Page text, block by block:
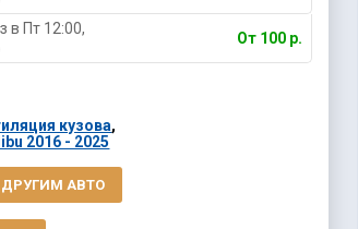
в Пт 12:00,
От 100 р.
кузова,
2016 - 2025
АВТО